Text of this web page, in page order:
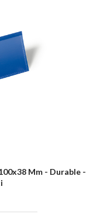
Mm - Durable -